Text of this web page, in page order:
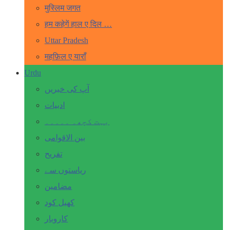
मुस्लिम जगत
हम कहेगें हाल ए दिल …
Uttar Pradesh
महफ़िल ए याराँ
Urdu
آپ کی خبریں
ادبیات
بہت کچھ۔ ۔۔۔۔۔
بین الاقوامی
تفریح
ریاستوں سے
مضامین
کھیل کود
کاروبار